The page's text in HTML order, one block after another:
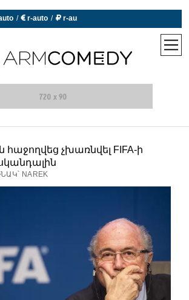
/  r-auto /  r-au
open
չխառնվել FIFA-ի
NAREK